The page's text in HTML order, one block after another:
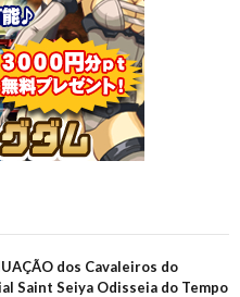
dos Cavaleiros do
Saint Seiya Odisseia do Tempo